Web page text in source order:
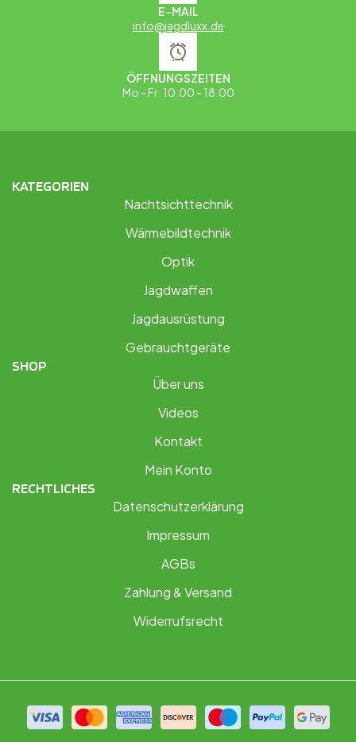
E-MAIL
info@jagdluxx.de
ÖFFNUNGSZEITEN
Mo - Fr: 10.00 - 18.00
KATEGORIEN
Nachtsichttechnik
Wärmebildtechnik
Optik
Jagdwaffen
Jagdausrüstung
Gebrauchtgeräte
SHOP
Über uns
Videos
Kontakt
Mein Konto
RECHTLICHES
Datenschutzerklärung
Impressum
AGBs
Zahlung & Versand
Widerrufsrecht